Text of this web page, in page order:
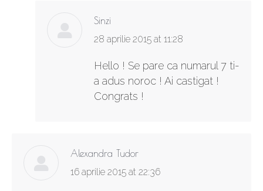
Sinzi
says:
28 aprilie 2015 at 11:28
Hello ! Se pare ca numarul 7 ti-
a adus noroc ! Ai castigat !
Congrats !
Alexandra Tudor
says:
16 aprilie 2015 at 22:36